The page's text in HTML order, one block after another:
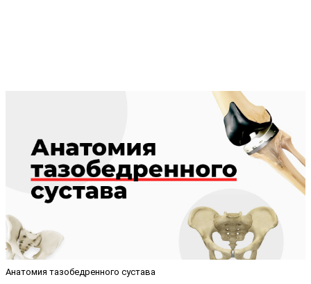
Анатомия тазобедренного сустава